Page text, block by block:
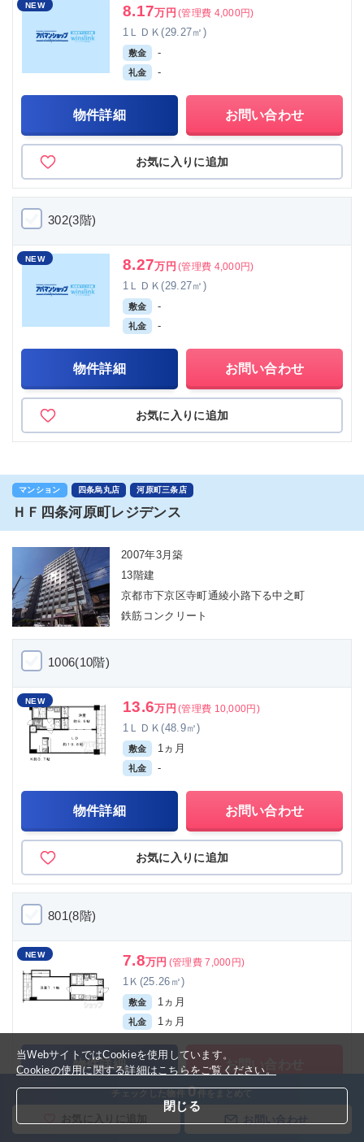
チェックした物件 0件をまとめて
NEW 8.17万円 (管理費 4,000円)
1ＬＤＫ(29.27㎡)
敷金 -
礼金 -
物件詳細 お問い合わせ
お気に入りに追加
302(3階)
NEW 8.27万円 (管理費 4,000円)
1ＬＤＫ(29.27㎡)
敷金 -
礼金 -
物件詳細 お問い合わせ
お気に入りに追加
マンション 四条烏丸店 河原町三条店
ＨＦ四条河原町レジデンス
2007年3月築
13階建
京都市下京区寺町通綾小路下る中之町
鉄筋コンクリート
1006(10階)
NEW 13.6万円 (管理費 10,000円)
1ＬＤＫ(48.9㎡)
敷金 1ヵ月
礼金 -
物件詳細 お問い合わせ
お気に入りに追加
801(8階)
NEW 7.8万円 (管理費 7,000円)
1Ｋ(25.26㎡)
敷金 1ヵ月
礼金 1ヵ月
物件詳細 お問い合わせ
お気に入りに追加
当WebサイトではCookieを使用しています。
Cookieの使用に関する詳細はこちらをご覧ください。
閉じる